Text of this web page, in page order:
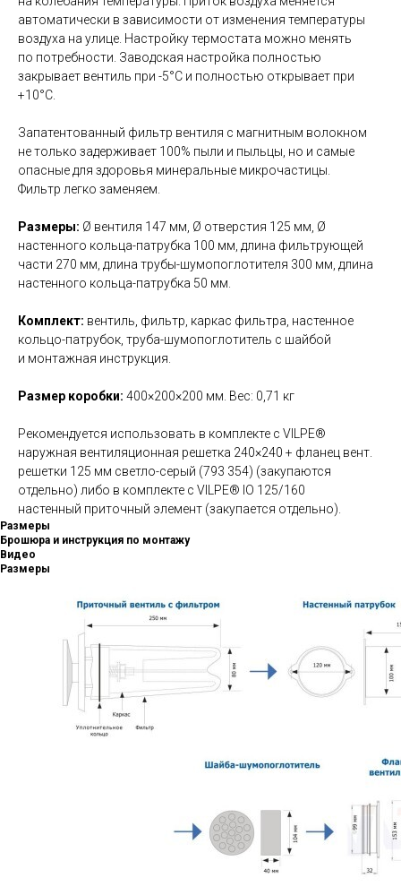
автоматически в зависимости от изменения температуры
воздуха на улице. Настройку термостата можно менять
по потребности. Заводская настройка полностью
закрывает вентиль при -5°C и полностью открывает при
+10°C.
Запатентованный фильтр вентиля с магнитным волокном
не только задерживает 100% пыли и пыльцы, но и самые
опасные для здоровья минеральные микрочастицы.
Фильтр легко заменяем.
Размеры: Ø вентиля 147 мм, Ø отверстия 125 мм, Ø
настенного кольца-патрубка 100 мм, длина фильтрующей
части 270 мм, длина трубы-шумопоглотителя 300 мм, длина
настенного кольца-патрубка 50 мм.
Комплект: вентиль, фильтр, каркас фильтра, настенное
кольцо-патрубок, труба-шумопоглотитель с шайбой
и монтажная инструкция.
Размер коробки: 400×200×200 мм. Вес: 0,71 кг
Рекомендуется использовать в комплекте с VILPE®
наружная вентиляционная решетка 240×240 + фланец вент.
решетки 125 мм светло-серый (793 354) (закупаются
отдельно) либо в комплекте с VILPE® IO 125/160
настенный приточный элемент (закупается отдельно).
Размеры
Брошюра и инструкция по монтажу
Видео
Размеры